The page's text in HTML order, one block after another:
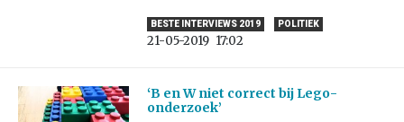
BESTE INTERVIEWS 2019 POLITIEK
21-05-2019 17:02
‘B en W niet correct bij Lego-
onderzoek’